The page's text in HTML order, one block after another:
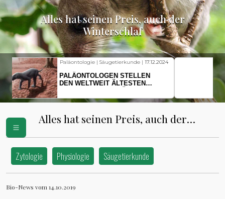
Alles hat seinen Preis, auch der
Winterschlaf
Fischkunde | Klimawandel |18.11.2024
KLIMAWANDEL SETZT
HERINGSLARVEN UNTER
Alles hat seinen Preis, auch der
Zytologie Physiologie Säugetierkunde
Bio-News vom 14.10.2019